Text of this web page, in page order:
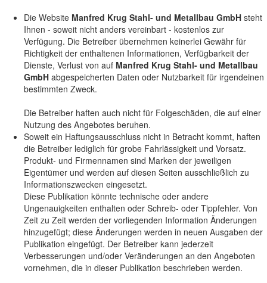
Die Website Manfred Krug Stahl- und Metallbau GmbH steht
Ihnen - soweit nicht anders vereinbart - kostenlos zur
Verfügung. Die Betreiber übernehmen keinerlei Gewähr für
Richtigkeit der enthaltenen Informationen, Verfügbarkeit der
Dienste, Verlust von auf Manfred Krug Stahl- und Metallbau
GmbH abgespeicherten Daten oder Nutzbarkeit für irgendeinen
bestimmten Zweck.
Die Betreiber haften auch nicht für Folgeschäden, die auf einer
Nutzung des Angebotes beruhen.
Soweit ein Haftungsausschluss nicht in Betracht kommt, haften
die Betreiber lediglich für grobe Fahrlässigkeit und Vorsatz.
Produkt- und Firmennamen sind Marken der jeweiligen
Eigentümer und werden auf diesen Seiten ausschließlich zu
Informationszwecken eingesetzt.
Diese Publikation könnte technische oder andere
Ungenauigkeiten enthalten oder Schreib- oder Tippfehler. Von
Zeit zu Zeit werden der vorliegenden Information Änderungen
hinzugefügt; diese Änderungen werden in neuen Ausgaben der
Publikation eingefügt. Der Betreiber kann jederzeit
Verbesserungen und/oder Veränderungen an den Angeboten
vornehmen, die in dieser Publikation beschrieben werden.